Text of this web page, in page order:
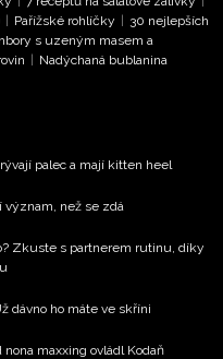
Extra s.r.o. bude s
organizaci a
souhlasíte se
s.r.o., zaškrtněte toto pole.
| Pařížské rohlíčky | 30 nejlepších
s uzeným masem a
| Nadýchaná bublanina
palec a mají kitten heel
význam, než se zdá
Zkuste s partnerem rutinu, díky
dávno ho máte ve skříni
maxxing ovládl Kodaň